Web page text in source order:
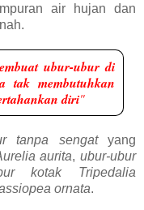
air hujan dan
ubur-ubur di
tak membutuhkan
diri"
tanpa sengatyang
aurita,ubur-ubur
kotak Tripedalia
ornata.